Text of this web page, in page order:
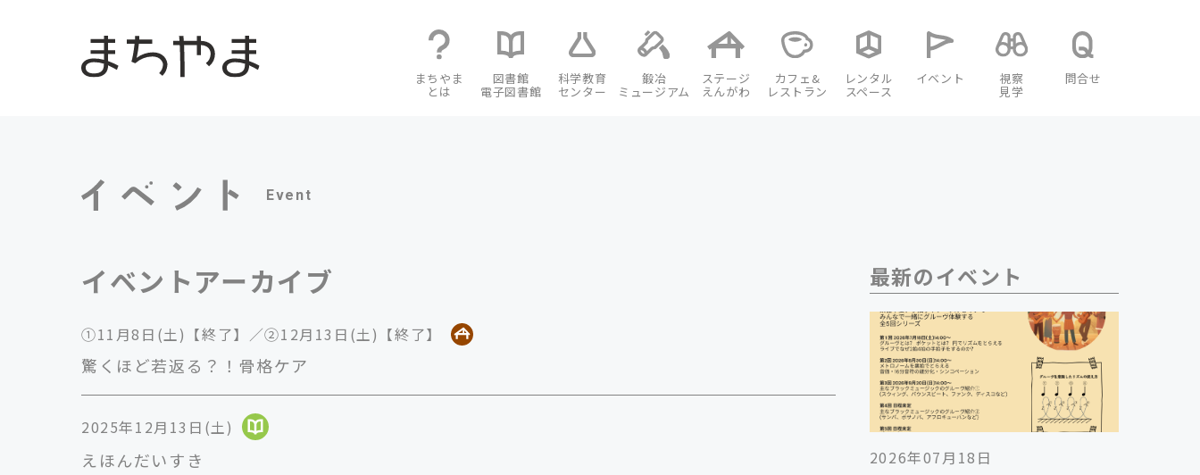
まちやま
とは
図書館
電子図書館
科学教育
センター
鍛冶
ミュージアム
ステージ
えんがわ
カフェ&
レストラン
レンタル
スペース
イベント 視察
見学
問合せ
Event
イベントアーカイブ
①11月8日(土)【終了】／②12月13日(土)【終了】
驚くほど若返る？！骨格ケア
2025年12月13日(土)
えほんだいすき
最新のイベント
2026年07月18日